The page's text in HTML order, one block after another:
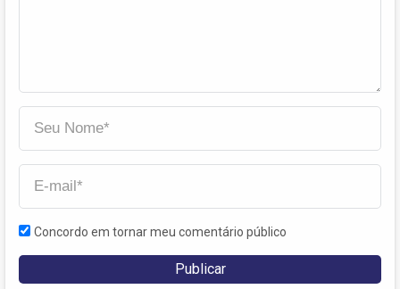
Concordo em tornar meu comentário público